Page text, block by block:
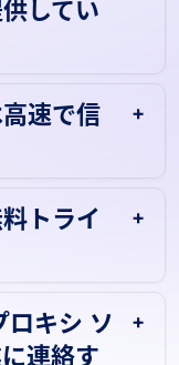
用の
してい
速で信
トライ